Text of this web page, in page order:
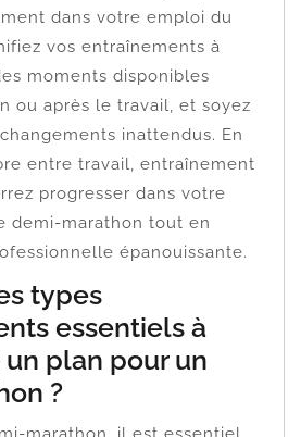
dans votre emploi du
vos entraînements à
moments disponibles
ou après le travail, et soyez
inattendus. En
entre travail, entraînement
progresser dans votre
demi-marathon tout en
épanouissante.
types
essentiels à
plan pour un
?